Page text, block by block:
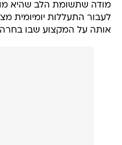
מודה שתשומת הלב שהיא
לעבור התעללות יומיומית
אותה על המקצוע שבו